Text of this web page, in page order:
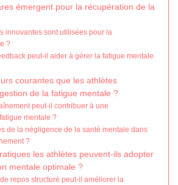
émergent pour la récupération de la
innovantes sont utilisées pour la
?
peut-il aider à gérer la fatigue mentale
courantes que les athlètes
de la fatigue mentale ?
peut-il contribuer à une
mentale ?
de la négligence de la santé mentale dans
?
les athlètes peuvent-ils adopter
mentale optimale ?
repos structuré peut-il améliorer la